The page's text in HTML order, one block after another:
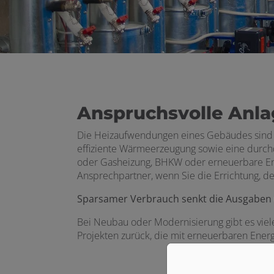
Anspruchsvolle
Die Heizaufwendungen eines Gebäudes
effiziente Wärmeerzeugung sowie eine
oder Gasheizung, BHKW oder erneuerbare
Ansprechpartner, wenn Sie die Errichtung,
Sparsamer Verbrauch senkt die
Bei Neubau oder Modernisierung gibt es
Projekten zurück, die mit erneuerbaren